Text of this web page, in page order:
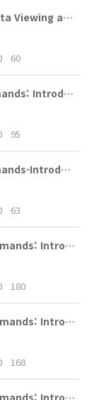
Introduction to Data Viewing and Exporting
60
Robot Logic Commands: Introduction To Use Of If & ..
95
Robot Logic Commands-Introduction to Use of While
63
Robot Motion Commands: Introduction To Use Of Arc ..
180
Robot Motion Commands: Introduction To Use Of PTP ..
168
Robot Motion Commands: Introduction To Use Of Spir..